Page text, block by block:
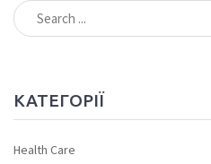
КАТЕГОРІЇ
Health Care